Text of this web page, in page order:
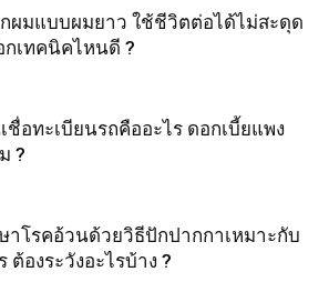
ผมแบบผมยาว ใช้ชีวิตต่อได้ไม่สะดุด
กเทคนิคไหนดี ?
ชื่อทะเบียนรถคืออะไร ดอกเบี้ยแพง
?
าโรคอ้วนด้วยวิธีปักปากกาเหมาะกับ
ต้องระวังอะไรบ้าง ?